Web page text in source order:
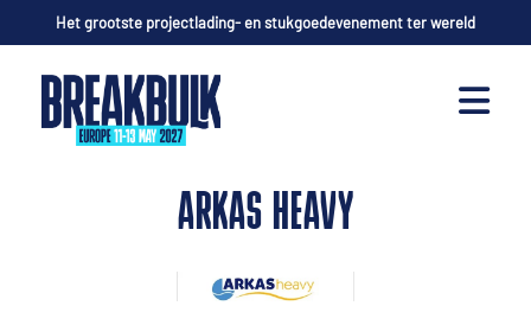
Het grootste projectlading- en stukgoedevenement ter wereld
ARKAS HEAVY